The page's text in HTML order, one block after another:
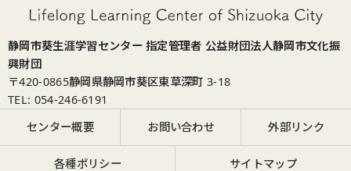
静岡市葵生涯学習センター 指定管理者 公益財団法人静岡市文化振
興財団
〒420-0865静岡県静岡市葵区東草深町 3-18
TEL: 054-246-6191
センター概要
お問い合わせ 外部リンク
各種ポリシー サイトマップ